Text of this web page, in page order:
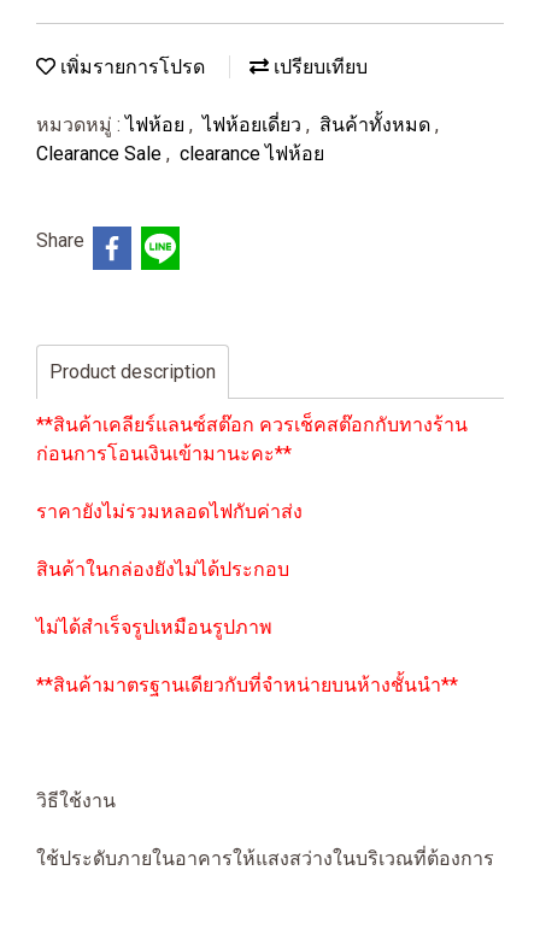
เพิ่มรายการโปรด เปรียบเทียบ
หมวดหมู่ :ไฟห้อย , ไฟห้อยเดี่ยว , สินค้าทั้งหมด ,
Clearance Sale , clearance ไฟห้อย
Share
Product description
**สินค้าเคลียร์แลนซ์สต๊อก ควรเช็คสต๊อกกับทางร้าน
ก่อนการโอนเงินเข้ามานะคะ**
ราคายังไม่รวมหลอดไฟกับค่าส่ง
สินค้าในกล่องยังไม่ได้ประกอบ
ไม่ได้สำเร็จรูปเหมือนรูปภาพ
**สินค้ามาตรฐานเดียวกับที่จำหน่ายบนห้างชั้นนำ**
วิธีใช้งาน
ใช้ประดับภายในอาคารให้แสงสว่างในบริเวณที่ต้องการ